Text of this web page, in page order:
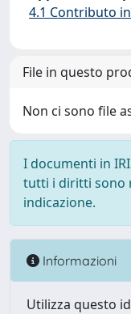
4.1 Contributo
File in questo
Non ci sono file
I documenti in
tutti i diritti sono
indicazione.
Informazioni
Utilizza questo